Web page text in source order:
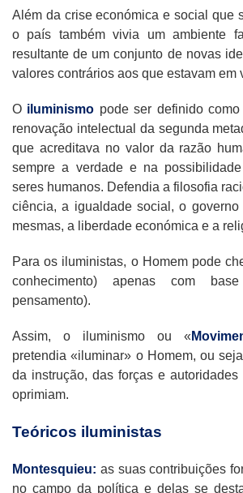
Além da crise económica e social que
o país também vivia um ambiente
resultante de um conjunto de novas
valores contrários aos que estavam em
O iluminismo pode ser definido
renovação intelectual da segunda
que acreditava no valor da razão
sempre a verdade e na
seres humanos. Defendia a filosofia
ciência, a igualdade social, o
mesmas, a liberdade económica e a
Para os iluministas, o Homem pode
conhecimento) apenas com
pensamento).
Assim, o iluminismo ou «
pretendia «iluminar» o Homem, ou
da instrução, das forças e
oprimiam.
Teóricos iluministas
Montesquieu: as suas contribuições
no campo da política e delas se